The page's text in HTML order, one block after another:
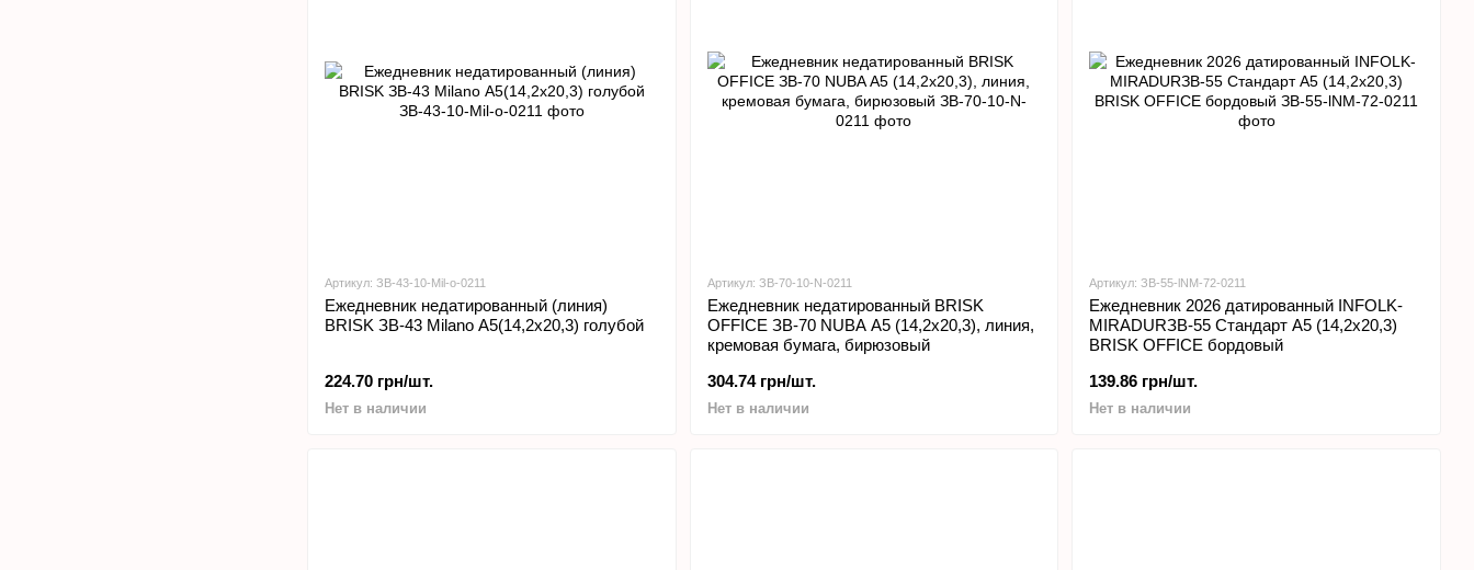
Артикул: ЗВ-43-10-Mil-o-0211
Ежедневник недатированный (линия)
BRISK ЗВ-43 Milano А5(14,2х20,3) голубой
224.70 грн/шт.
Нет в наличии
Артикул: ЗВ-70-10-N-0211
Ежедневник недатированный BRISK
OFFICE ЗВ-70 NUBA А5 (14,2х20,3), линия,
кремовая бумага, бирюзовый
304.74 грн/шт.
Нет в наличии
Артикул: ЗВ-55-lNM-72-0211
Ежедневник 2026 датированный INFOLK-
MIRADURЗВ-55 Стандарт А5 (14,2х20,3)
BRISK OFFICE бордовый
139.86 грн/шт.
Нет в наличии